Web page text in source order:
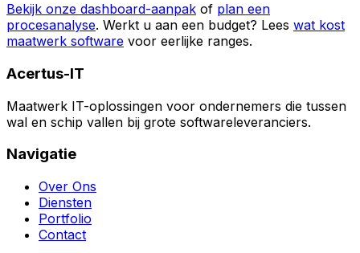
Bekijk onze dashboard-aanpak of plan een
procesanalyse. Werkt u aan een budget? Lees wat kost
maatwerk software voor eerlijke ranges.
Acertus-IT
Maatwerk IT-oplossingen voor ondernemers die tussen
wal en schip vallen bij grote softwareleveranciers.
Navigatie
Over Ons
Diensten
Portfolio
Contact